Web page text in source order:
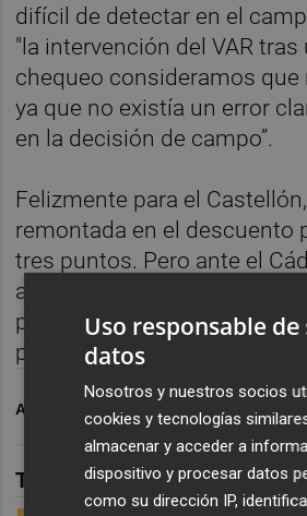
difícil de detectar en el
"la intervención del VAR tras
chequeo consideramos que
ya que no existía un error
en la decisión de campo”.
Felizmente para el
remontada en el descuento
tres puntos. Pero ante el
albinegros acabaron
perdiendo la posibilidad de
puntuación de ascenso
ARCHIVADO EN CD CASTELLÓN
TAMBIÉN TE PUEDE
Uso responsable de
datos
Nosotros y nuestros socios
cookies y tecnologías
almacenar y acceder a
dispositivo y procesar datos
como su dirección IP,